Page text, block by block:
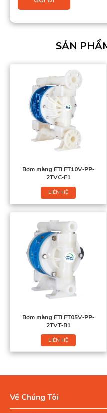
SẢN
Bơm màng FTI FT10V‐PP‐
2TVC‐F1
LIÊN HỆ
Bơm màng FTI FT05V‐PP‐
2TVT‐B1
LIÊN HỆ
Về Chúng Tôi